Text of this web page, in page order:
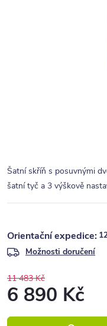
Šatní skříň s posuvnými
šatní tyč a 3 výškově
Možnosti doručení
11 483 Kč
6 890 Kč